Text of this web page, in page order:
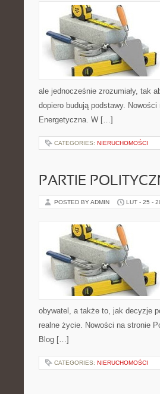
ale jednocześnie zrozumiały, tak
dopiero budują podstawy.
Energetyczna. W […]
CATEGORIES: NIERUCHOMOŚCI
PARTIE
POSTED BY ADMIN LUT - 25 -
obywatel, a także to, jak decyzje
realne życie. Nowości na stronie
Blog […]
CATEGORIES: NIERUCHOMOŚCI